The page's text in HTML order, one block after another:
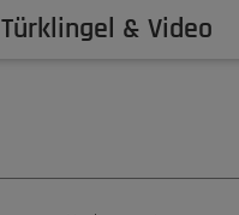
Türklingel & Video